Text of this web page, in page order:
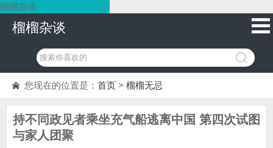
榴榴杂谈
榴榴杂谈
您现在的位置是： 首页 > 榴榴无忌
持不同政见者乘坐充气船逃离中国 第四次试图
与家人团聚